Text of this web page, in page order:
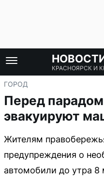
КРАСНОЯРСК И
ГОРОД
Перед
эвакуируют
Жителям
предупреждения о
автомобили до утра 8